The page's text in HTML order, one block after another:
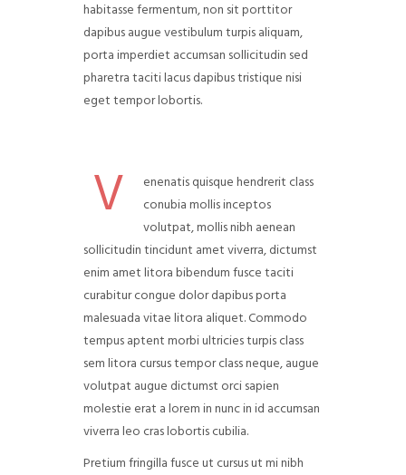
habitasse fermentum, non sit porttitor
dapibus augue vestibulum turpis aliquam,
porta imperdiet accumsan sollicitudin sed
pharetra taciti lacus dapibus tristique nisi
eget tempor lobortis.
V
enenatis quisque hendrerit class
conubia mollis inceptos
volutpat, mollis nibh aenean
sollicitudin tincidunt amet viverra, dictumst
enim amet litora bibendum fusce taciti
curabitur congue dolor dapibus porta
malesuada vitae litora aliquet. Commodo
tempus aptent morbi ultricies turpis class
sem litora cursus tempor class neque, augue
volutpat augue dictumst orci sapien
molestie erat a lorem in nunc in id accumsan
viverra leo cras lobortis cubilia.
Pretium fringilla fusce ut cursus ut mi nibh